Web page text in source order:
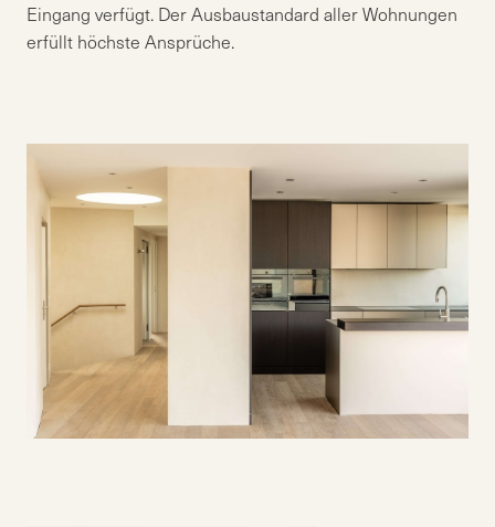
Eingang verfügt. Der Ausbaustandard aller Wohnungen
erfüllt höchste Ansprüche.